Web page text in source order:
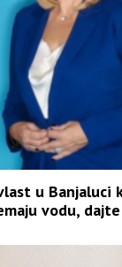
u Banjaluci
vodu,